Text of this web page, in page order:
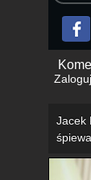
Jacek